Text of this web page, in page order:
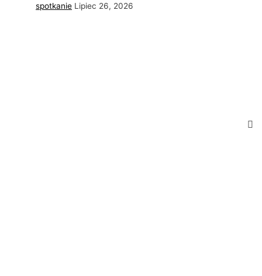
spotkanie Lipiec 26, 2026